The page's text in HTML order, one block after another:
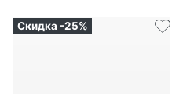
Скидка -25%